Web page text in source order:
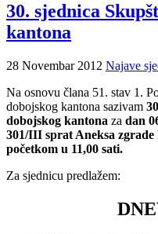
30. sjednica
kantona
28 Novembar 2012 Najave
Na osnovu člana 51. stav 1.
dobojskog kantona sazivam
dobojskog kantona za dan
301/III sprat Aneksa
početkom u 11,00 sati.
Za sjednicu predlažem: